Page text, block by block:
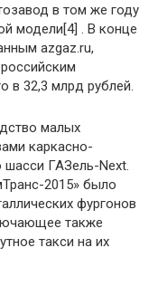
в том же году
модели[4] . В конце
azgaz.ru,
в 32,3 млрд рублей.
малых
каркасно-
шасси ГАЗель-Next.
2015» было
фургонов
также
такси на их